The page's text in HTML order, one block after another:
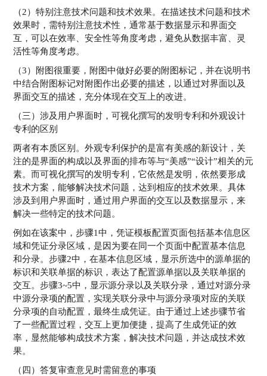
（2）特别注意技术问题和技术效果。在描述技术问题和技术
效果时，需特别注意技术性，通常基于数据显示和界面交
互，可以在效率、安全性等角度考虑，避免从数据丰富、灵
活性等角度考虑。
（3）附图很重要，附图中做好必要的附图标记，并在说明书
中结合附图标记对附图作出必要的描述，以通过对界面以及
界面交互的描述，充分体现在交互上的改进。
（三）涉及用户界面时，可视化撰写的发明专利和外观设计
专利的区别
两者有本质区别。外观专利保护的是富有美感的新设计，关
注的是界面的构成以及界面的排布等与“美感”“设计”相关的元
素。而可视化撰写的发明专利，它依然是发明，依然要形成
技术方案，能够解决技术问题，达到相应的技术效果。具体
涉及到用户界面时，通过用户界面的交互以及数据显示，来
解决一些特定的技术问题。
例如在该案中，步骤1中，凭证模板配置页面包括基本信息区
域和凭证分录区域，是因为要在同一个页面中配置基本信息
和分录。步骤2中，在基本信息区域，显示所选中的源单据的
标识和关联单据的标识，表达了配置源单据以及关联单据的
交互。步骤3~5中，显示源分录以及关联分录，通过对源分录
中源分录项的配置，实现关联分录中与源分录项对应的关联
分录项的自动配置，最终生成凭证。由于通过上述步骤节省
了一些配置过程，交互上更加便捷，提高了生成凭证的效
率，显然能够构成技术方案，解决技术问题，并达成技术效
果。
（四）答复审查意见时需留意的事项